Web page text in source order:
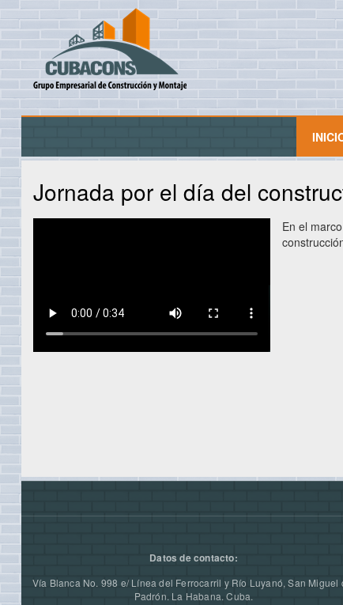
Jornada por el día del
En el
Datos de contacto:
Vía Blanca No. 998 e/ Línea del Ferrocarril y Río Luyanó, San Miguel
Padrón. La Habana. Cuba.